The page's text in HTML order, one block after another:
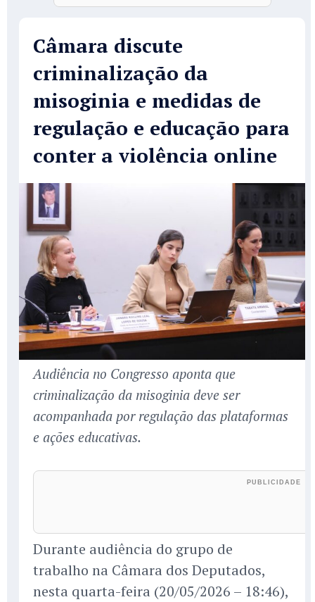
Câmara discute
criminalização da
misoginia e medidas de
regulação e educação para
conter a violência online
Audiência no Congresso aponta que
criminalização da misoginia deve ser
acompanhada por regulação das plataformas
e ações educativas.
Durante audiência do grupo de
trabalho na Câmara dos Deputados,
nesta quarta-feira (20/05/2026 – 18:46),